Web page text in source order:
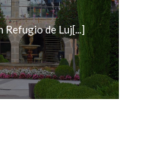
Refugio de Luj[...]